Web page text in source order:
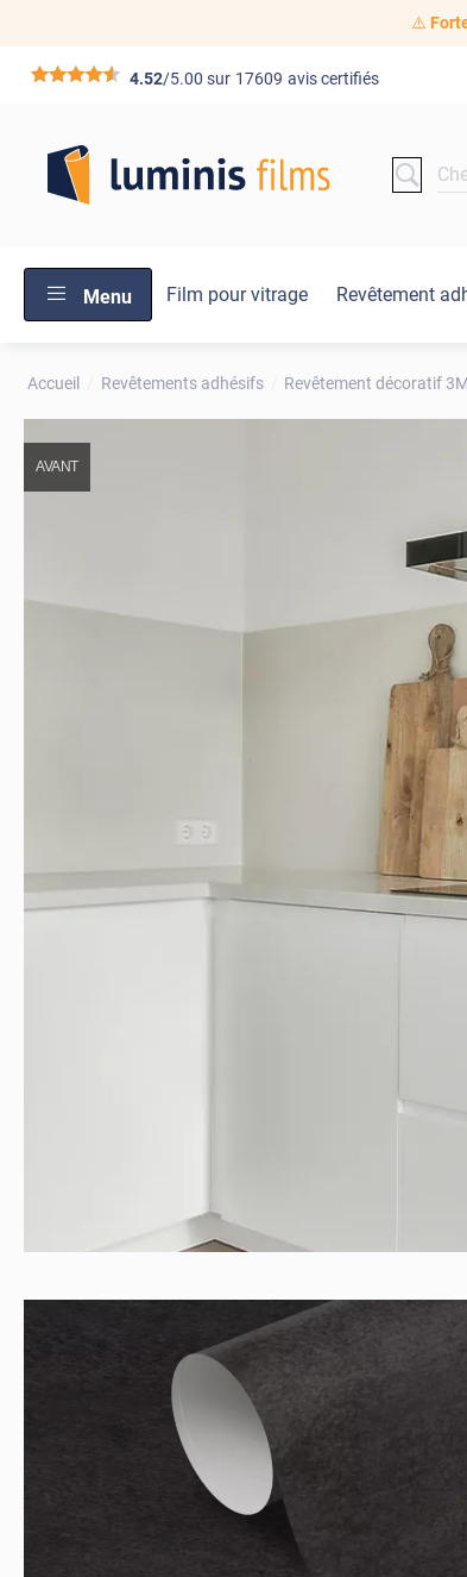
⚠️
*****4.52/5.00 sur 17609 avis certifiés
Menu Film pour vitrage Revêtement
Accueil Revêtements adhésifs Revêtement décoratif 3M
AVANT